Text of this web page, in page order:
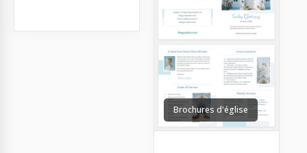
Brochures d'église